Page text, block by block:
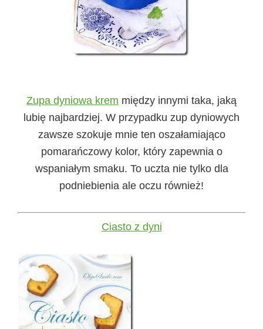
Zupa dyniowa krem między innymi taka, jaką
lubię najbardziej. W przypadku zup dyniowych
zawsze szokuje mnie ten oszałamiająco
pomarańczowy kolor, który zapewnia o
wspaniałym smaku. To uczta nie tylko dla
podniebienia ale oczu również!
Ciasto z dyni